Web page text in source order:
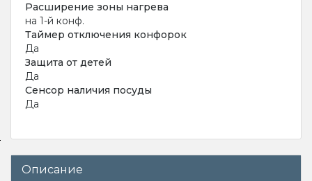
Расширение зоны нагрева
на 1-й конф.
Таймер отключения конфорок
Да
Защита от детей
Да
Сенсор наличия посуды
Да
Описание